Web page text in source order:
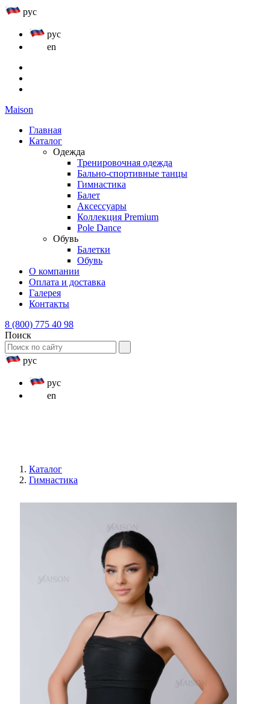
рус
рус
en
Maison
Главная
Каталог
Одежда
Тренировочная одежда
Бально-спортивные танцы
Гимнастика
Балет
Аксессуары
Коллекция Premium
Pole Dance
Обувь
Балетки
Обувь
О компании
Оплата и доставка
Галерея
Контакты
8 (800) 775 40 98
Поиск
рус
рус
en
Каталог
Гимнастика